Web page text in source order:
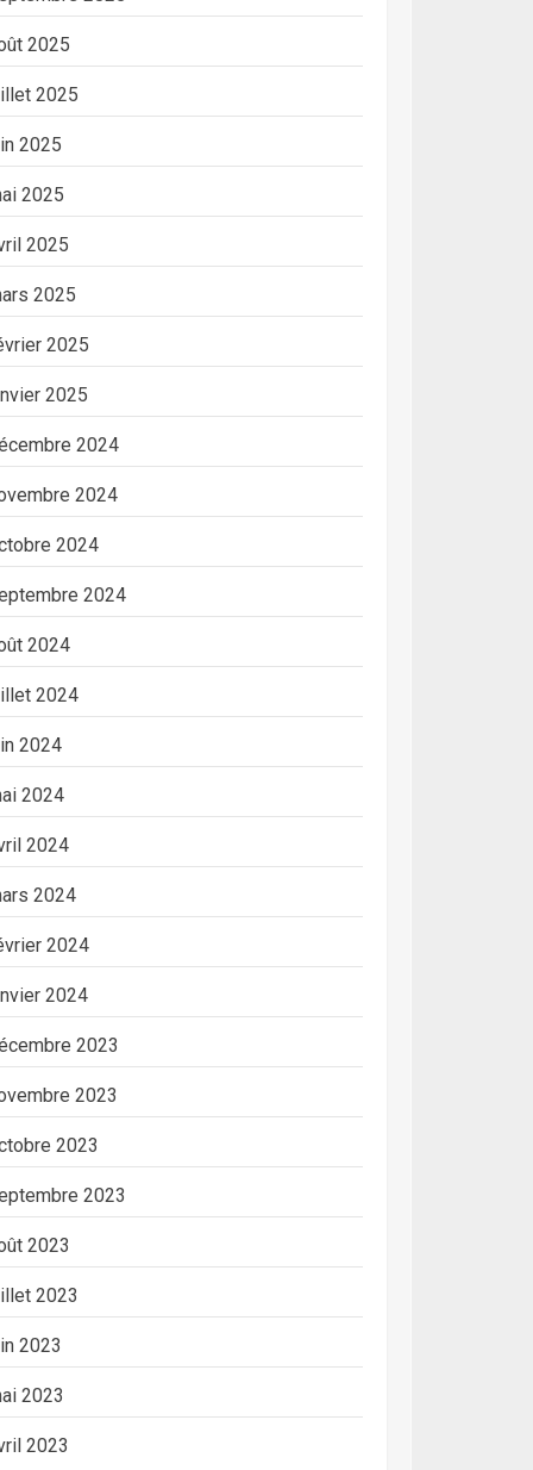
2025
2025
2025
2025
2025
2025
2025
2025
2024
2024
2024
2024
2024
2024
2024
2024
2024
2024
2024
2024
2023
2023
2023
2023
2023
2023
2023
2023
2023